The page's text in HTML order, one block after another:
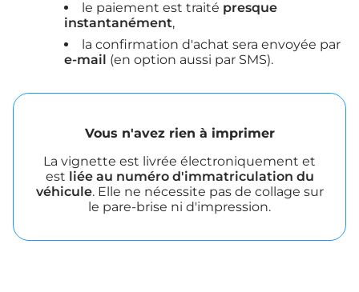
le paiement est traité presque
instantanément,
la confirmation d'achat sera envoyée par
e-mail (en option aussi par SMS).
Vous n'avez rien à imprimer
La vignette est livrée électroniquement et
est liée au numéro d'immatriculation du
véhicule. Elle ne nécessite pas de collage sur
le pare-brise ni d'impression.